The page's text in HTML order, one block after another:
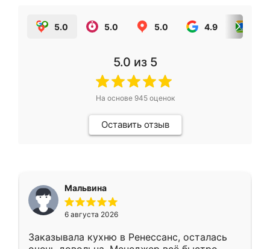
5.0 5.0 5.0 4.9
5.0 из 5
На основе 945оценок
Оставить отзыв
Мальвина
6 августа 2026
Заказывала кухню в Ренессанс, осталась